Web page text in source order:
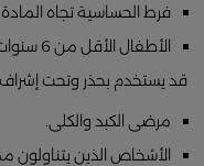
فرط الحساسية تجاه المادة
الأطفال الأقل من 6 سنوات.
قد يستخدم بحذر وتحت
مرضى الكبد والكلى.
الأشخاص الذين يتناولون